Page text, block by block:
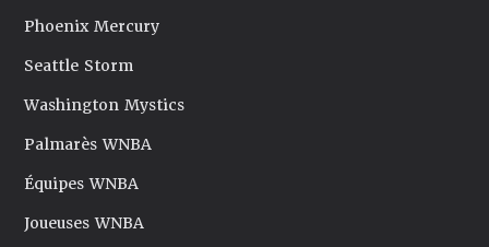
Phoenix Mercury
Seattle Storm
Washington Mystics
Palmarès WNBA
Équipes WNBA
Joueuses WNBA